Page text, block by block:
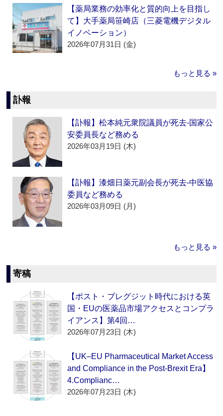
【薬局業務の効率化と質的向上を目指し
て】大手薬局笹崎店（三菱電機デジタル
イノベーション）
2026年07月31日 (金)
もっと見る »
訃報
【訃報】松本純元衆院議員が死去‐国家公
安委員長など務める
2026年03月19日 (木)
【訃報】漆畑日薬元副会長が死去‐中医協
委員など務める
2026年03月09日 (月)
もっと見る »
寄稿
【ポスト・ブレグジット時代における英
国・EUの医薬品市場アクセスとコンプラ
イアンス】第4回…
2026年07月23日 (木)
【UK–EU Pharmaceutical Market Access
and Compliance in the Post-Brexit Era】
4.Complianc…
2026年07月23日 (木)